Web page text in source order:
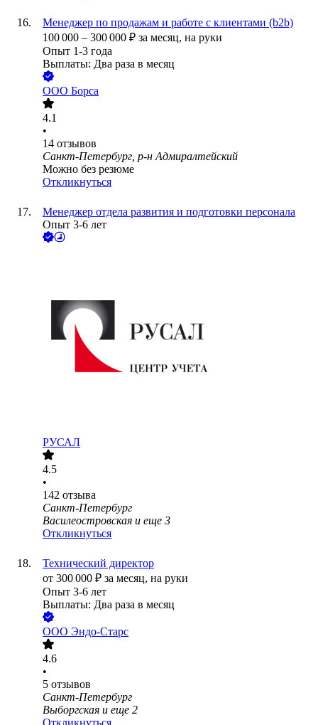
Менеджер по продажам и работе с клиентами (b2b)
100 000 – 300 000 ₽ за месяц, на руки
Опыт 1-3 года
Выплаты: Два раза в месяц
ООО Борса
4.1
•
14 отзывов
Санкт-Петербург, р-н Адмиралтейский
Можно без резюме
Откликнуться
Менеджер отдела развития и подготовки персонала
Опыт 3-6 лет
РУСАЛ
4.5
•
142 отзыва
Санкт-Петербург
Василеостровская и еще 3
Откликнуться
Технический директор
от 300 000 ₽ за месяц, на руки
Опыт 3-6 лет
Выплаты: Два раза в месяц
ООО Эндо-Старс
4.6
•
5 отзывов
Санкт-Петербург
Выборгская и еще 2